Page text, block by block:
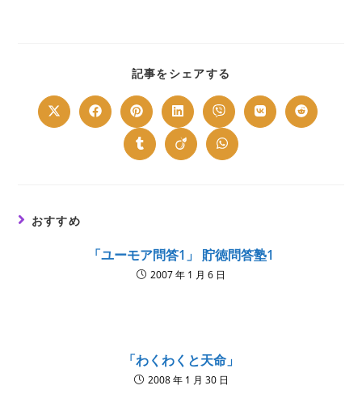
記事をシェアする
CONTENT
Opens
in
Opens
in
window
Opens
in
a
new
window
Opens
in
a
new
window
Opens
in
a
new
window
Opens
in
Opens
in
Opens
in
Opens
in
Opens
in
おすすめ
「ユーモア問答1」 貯徳問答塾1
2007 年 1 月 6 日
「わくわくと天命」
2008 年 1 月 30 日